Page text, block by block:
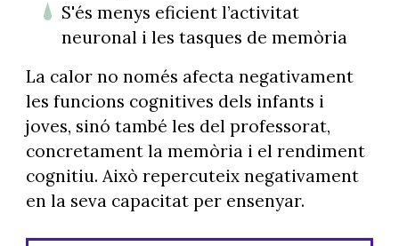
S'és menys eficient l’activitat
neuronal i les tasques de memòria
La calor no només afecta negativament
les funcions cognitives dels infants i
joves, sinó també les del professorat,
concretament la memòria i el rendiment
cognitiu. Això repercuteix negativament
en la seva capacitat per ensenyar.